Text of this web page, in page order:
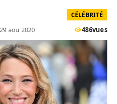
CÉLÉBRITÉ
aou 2020 486vues